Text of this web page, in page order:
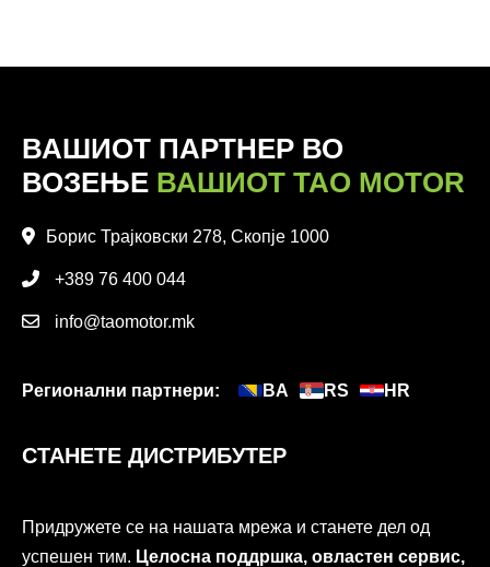
ВАШИОТ ПАРТНЕР ВО
ВОЗЕЊЕ ВАШИОТ TAO MOTOR
Борис Трајковски 278, Скопје 1000
+389 76 400 044
info@taomotor.mk
Регионални партнери: BA RS HR
СТАНЕТЕ ДИСТРИБУТЕР
Придружете се на нашата мрежа и станете дел од
успешен тим. Целосна поддршка, овластен сервис,